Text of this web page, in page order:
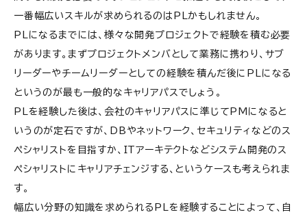
一番幅広いスキルが求められるのはPLかもしれません。
PLになるまでには、様々な開発プロジェクトで経験を積む必要
があります。まずプロジェクトメンバとして業務に携わり、サブ
リーダーやチームリーダーとしての経験を積んだ後にPLになる
というのが最も一般的なキャリアパスでしょう。
PLを経験した後は、会社のキャリアパスに準じてPMになると
いうのが定石ですが、DBやネットワーク、セキュリティなどのス
ペシャリストを目指すか、ITアーキテクトなどシステム開発のス
ペシャリストにキャリアチェンジする、というケースも考えられま
す。
幅広い分野の知識を求められるPLを経験することによって、自